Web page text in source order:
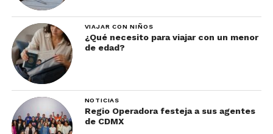
VIAJAR CON NIÑOS
¿Qué necesito para viajar con un menor
de edad?
NOTICIAS
Regio Operadora festeja a sus agentes
de CDMX